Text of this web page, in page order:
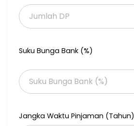
Suku Bunga Bank (%)
Jangka Waktu Pinjaman (Tahun)